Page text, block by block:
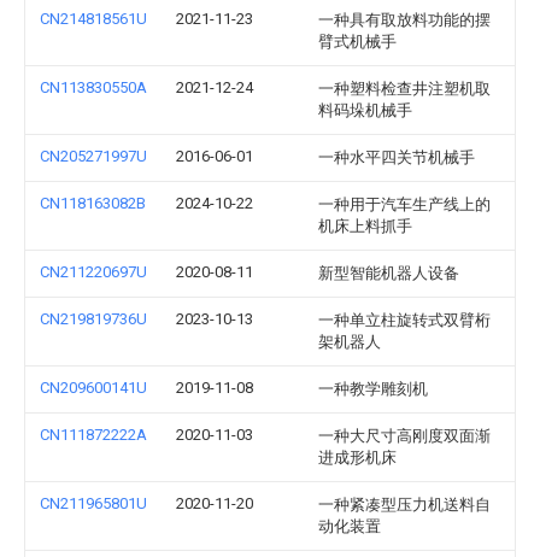
CN214818561U 2021-11-23
一种具有取放料功能的摆
臂式机械手
CN113830550A 2021-12-24
一种塑料检查井注塑机取
料码垛机械手
CN205271997U 2016-06-01 一种水平四关节机械手
CN118163082B 2024-10-22
一种用于汽车生产线上的
机床上料抓手
CN211220697U 2020-08-11 新型智能机器人设备
CN219819736U 2023-10-13
一种单立柱旋转式双臂桁
架机器人
CN209600141U 2019-11-08 一种教学雕刻机
CN111872222A 2020-11-03
一种大尺寸高刚度双面渐
进成形机床
CN211965801U 2020-11-20
一种紧凑型压力机送料自
动化装置